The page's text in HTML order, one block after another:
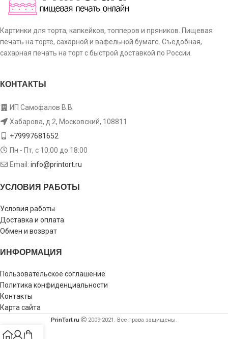
Картинки для торта, капкейков, топперов и пряников. Пищевая
печать на торте, сахарной и вафельной бумаге. Съедобная,
сахарная печать на торт с быстрой доставкой по России.
КОНТАКТЫ
ИП Самофалов В.В.
Хабарова, д.2, Московский, 108811
+79997681652
Пн - Пт, с 10:00 до 18:00
Email: info@printort.ru
УСЛОВИЯ РАБОТЫ
Условия работы
Доставка и оплата
Обмен и возврат
ИНФОРМАЦИЯ
Пользовательское соглашение
Политика конфиденциальности
Контакты
Карта сайта
PrinTort.ru 2009-2021. Все права защищены.